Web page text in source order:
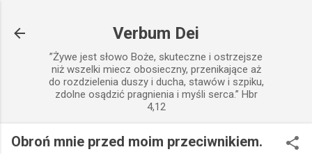
Verbum Dei
”Żywe jest słowo Boże, skuteczne i ostrzejsze
niż wszelki miecz obosieczny, przenikające aż
do rozdzielenia duszy i ducha, stawów i szpiku,
zdolne osądzić pragnienia i myśli serca.” Hbr
4,12
Obroń mnie przed moim przeciwnikiem.